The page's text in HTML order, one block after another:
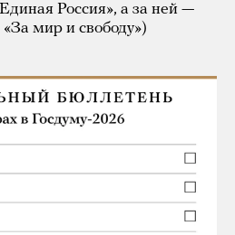
Россия», а за ней —
мир и свободу»)